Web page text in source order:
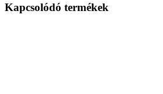
Kapcsolódó termékek